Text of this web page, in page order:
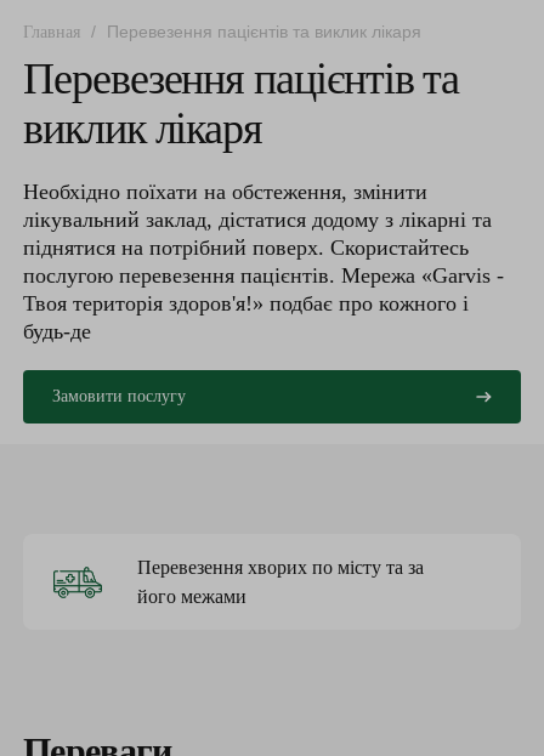
Главная / Перевезення пацієнтів та виклик лікаря
Перевезення пацієнтів та
виклик лікаря
Необхідно поїхати на обстеження, змінити
лікувальний заклад, дістатися додому з лікарні та
піднятися на потрібний поверх. Скористайтесь
послугою перевезення пацієнтів. Мережа «Garvis -
Твоя територія здоров'я!» подбає про кожного і
будь-де
Замовити послугу
Перевезення хворих по місту та за
його межами